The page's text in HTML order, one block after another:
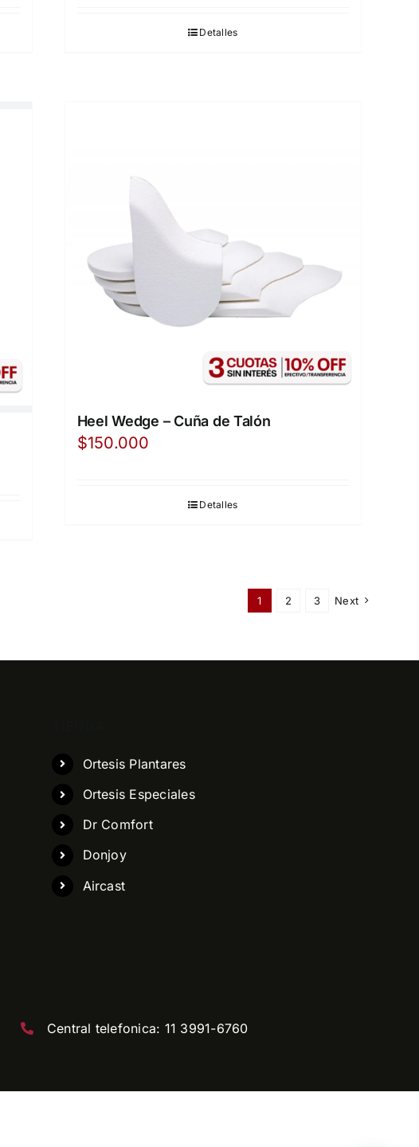
Detalles
Heel Wedge – Cuña de Talón
$150.000
Detalles
1 2 3 Next
Ortesis Plantares
Ortesis Especiales
Dr Comfort
Donjoy
Aircast
Central telefonica: 11 3991-6760